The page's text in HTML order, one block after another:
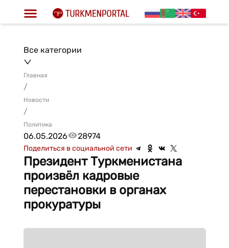
Все категории
Главная
/
Новости
/
Политика
06.05.2026 28974
Поделиться в социальной сети
Президент Туркменистана
произвёл кадровые
перестановки в органах
прокуратуры